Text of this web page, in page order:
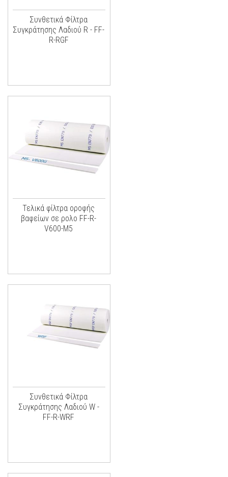
Συνθετικά Φίλτρα
Συγκράτησης Λαδιού R - FF-
R-RGF
Τελικά φίλτρα οροφής
βαφείων σε ρολο FF-R-
V600-M5
Συνθετικά Φίλτρα
Συγκράτησης Λαδιού W -
FF-R-WRF